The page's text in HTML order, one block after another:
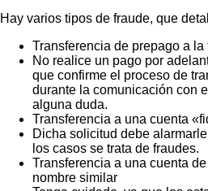
Hay varios tipos de fraude, que
Transferencia de prepago a la
No realice un pago por
que confirme el proceso de
durante la comunicación con
alguna duda.
Transferencia a una cuenta
Dicha solicitud debe
los casos se trata de fraudes.
Transferencia a una cuenta
nombre similar